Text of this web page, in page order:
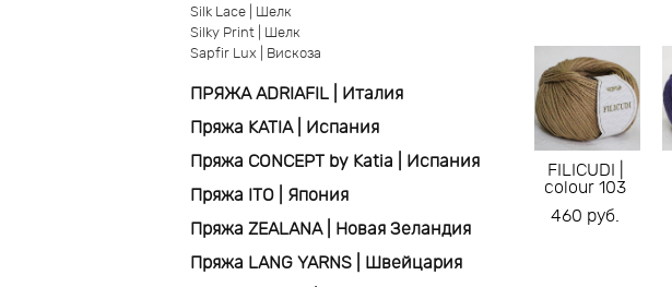
Silk Lace | Шелк
Silky Print | Шелк
Sapfir Lux | Вискоза
ПРЯЖА ADRIAFIL | Италия
Пряжа KATIA | Испания
Пряжа CONCEPT by Katia | Испания
Пряжа ITO | Япония
Пряжа ZEALANA | Новая Зеландия
Пряжа LANG YARNS | Швейцария
FILICUDI |
colour 103
460 pуб.